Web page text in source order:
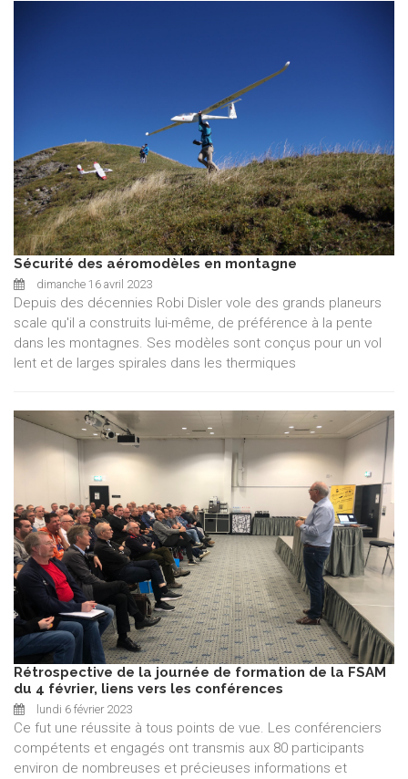
Sécurité des aéromodèles en montagne
dimanche 16 avril 2023
Depuis des décennies Robi Disler vole des grands planeurs
scale qu'il a construits lui-même, de préférence à la pente
dans les montagnes. Ses modèles sont conçus pour un vol
lent et de larges spirales dans les thermiques
Rétrospective de la journée de formation de la FSAM
du 4 février, liens vers les conférences
lundi 6 février 2023
Ce fut une réussite à tous points de vue. Les conférenciers
compétents et engagés ont transmis aux 80 participants
environ de nombreuses et précieuses informations et